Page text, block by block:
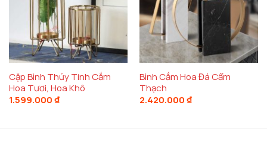
Cặp Bình Thủy Tinh Cắm
Hoa Tươi, Hoa Khô
1.599.000 ₫
Bình Cắm Hoa Đá Cẩm
Thạch
2.420.000 ₫